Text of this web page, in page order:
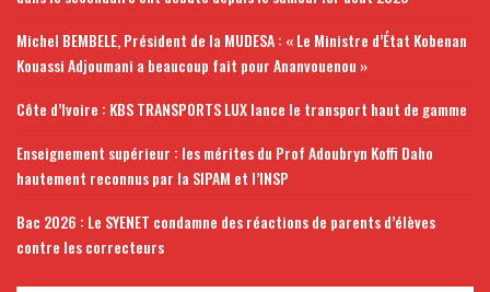
Michel BEMBELE, Président de la MUDESA : « Le Ministre d’État Kobenan
Kouassi Adjoumani a beaucoup fait pour Ananvouenou »
Côte d’Ivoire : KBS TRANSPORTS LUX lance le transport haut de gamme
Enseignement supérieur : les mérites du Prof Adoubryn Koffi Daho
hautement reconnus par la SIPAM et l’INSP
Bac 2026 : Le SYENET condamne des réactions de parents d’élèves
contre les correcteurs